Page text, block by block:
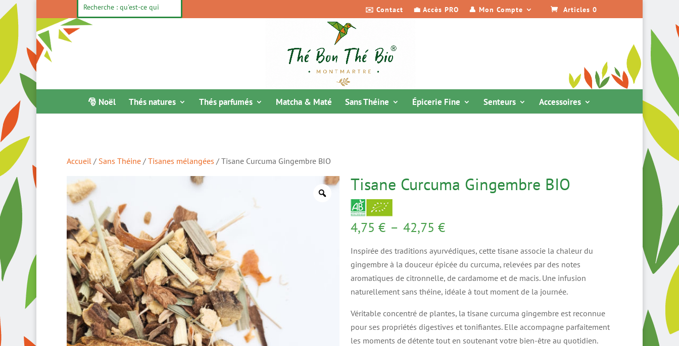
✉️ Contact 💼 Accès PRO 👤 Mon Compte Articles 0
🎅 Noël Thés natures Thés parfumés Matcha & Maté Sans Théine Épicerie Fine Senteurs Accessoires
Accueil / Sans Théine / Tisanes mélangées / Tisane Curcuma Gingembre BIO
Tisane Curcuma Gingembre BIO
4,75 € – 42,75 €Plage
prix :
4,75 €
à
42,75 €
Inspirée des traditions ayurvédiques, cette tisane associe la chaleur du
gingembre à la douceur épicée du curcuma, relevées par des notes
aromatiques de citronnelle, de cardamome et de macis. Une infusion
naturellement sans théine, idéale à tout moment de la journée.
Véritable concentré de plantes, la tisane curcuma gingembre est reconnue
pour ses propriétés digestives et tonifiantes. Elle accompagne parfaitement
les moments de détente tout en soutenant votre bien-être au quotidien.